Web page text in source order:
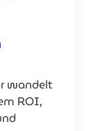
wandelt
ROI,